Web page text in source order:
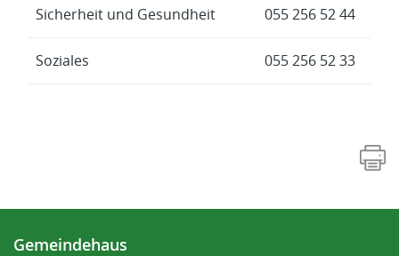
Sicherheit und Gesundheit 055 256 52 44
Soziales 055 256 52 33
Fusszeile
Gemeindehaus